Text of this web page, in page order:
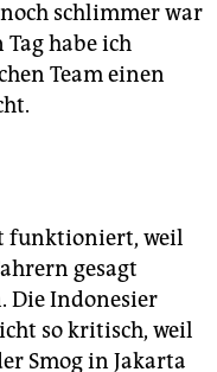
schlimmer war
habe ich
Team einen
funktioniert, weil
gesagt
Die Indonesier
so kritisch, weil
Smog in Jakarta